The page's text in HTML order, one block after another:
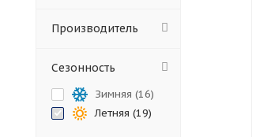
Производитель
Сезонность
Зимняя (16)
Летняя (19)